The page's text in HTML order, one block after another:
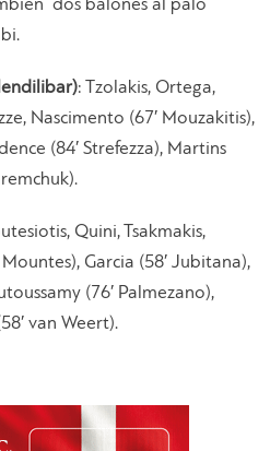
dos balones al palo
: Tzolakis, Ortega,
Nascimento (67′ Mouzakitis),
(84′ Strefezza), Martins
Quini, Tsakmakis,
Garcia (58′ Jubitana),
(76′ Palmezano),
van Weert).